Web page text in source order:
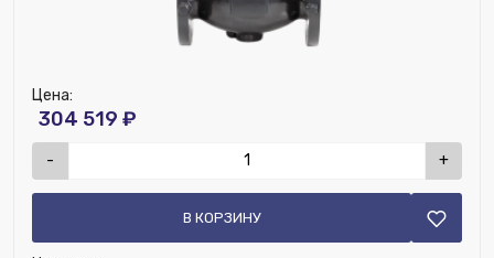
Цена:
304 519 ₽
- +
В КОРЗИНУ